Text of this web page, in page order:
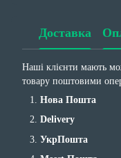
Доставка
Наші клієнти мають
товару поштовими
Нова Пошта
Delivery
УкрПошта